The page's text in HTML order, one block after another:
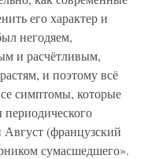
его характер и
негодяем,
и расчётливым,
и поэтому всё
симптомы, которые
(французский
сумасшедшего».